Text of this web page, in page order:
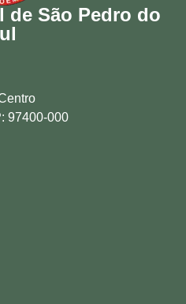
de São Pedro do
97400-000